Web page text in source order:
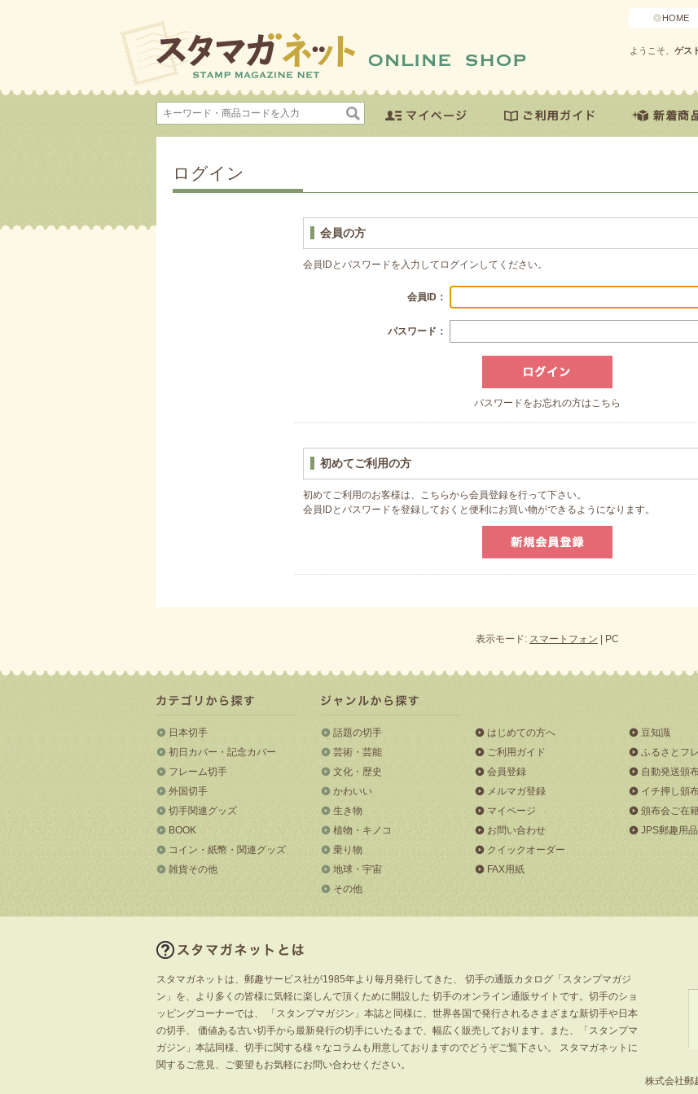
HOME
ようこそ、 ゲス
ログイン
会員の方
会員IDとパスワードを入力してログインしてください。
会員ID：
パスワード：
パスワードをお忘れの方はこちら
初めてご利用の方
初めてご利用のお客様は、こちらから会員登録を行って下さい。
会員IDとパスワードを登録しておくと便利にお買い物ができるようになります。
表示モード: スマートフォン | PC
日本切手
初日カバー・記念カバー
フレーム切手
外国切手
切手関連グッズ
BOOK
コイン・紙幣・関連グッズ
雑貨その他
話題の切手
芸術・芸能
文化・歴史
かわいい
生き物
植物・キノコ
乗り物
地球・宇宙
その他
はじめての方へ
ご利用ガイド
会員登録
メルマガ登録
マイページ
お問い合わせ
クイックオーダー
FAX用紙
豆知識
ふるさとフ
自動発送頒
イチ押し頒
頒布会ご在
JPS郵趣用
スタマガネットは、郵趣サービス社が1985年より毎月発行してきた、 切手の通販カタログ「スタンプマガジ
ン」を、より多くの皆様に気軽に楽しんで頂くために開設した 切手のオンライン通販サイトです。切手のショ
ッピングコーナーでは、 「スタンプマガジン」本誌と同様に、世界各国で発行されるさまざまな新切手や日本
の切手、 価値ある古い切手から最新発行の切手にいたるまで、幅広く販売しております。また、「スタンプマ
ガジン」本誌同様、切手に関する様々なコラムも用意しておりますのでどうぞご覧下さい。 スタマガネットに
関するご意見、ご要望もお気軽にお問い合わせください。
株式会社